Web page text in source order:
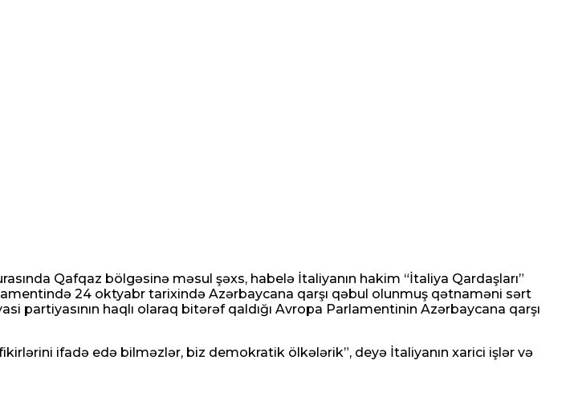
Qafqaz bölgəsinə məsul şəxs, habelə İtaliyanın hakim “İtaliya Qardaşları”
24 oktyabr tarixində Azərbaycana qarşı qəbul olunmuş qətnaməni sərt
haqlı olaraq bitərəf qaldığı Avropa Parlamentinin Azərbaycana qarşı
ifadə edə bilməzlər, biz demokratik ölkələrik”, deyə İtaliyanın xarici işlər və